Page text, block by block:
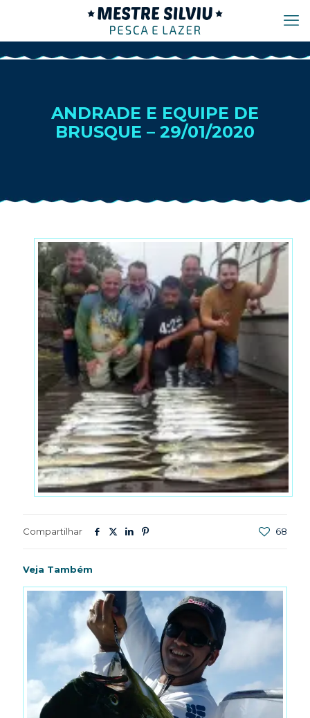
ANDRADE E EQUIPE DE
BRUSQUE – 29/01/2020
Compartilhar 68
Veja Também